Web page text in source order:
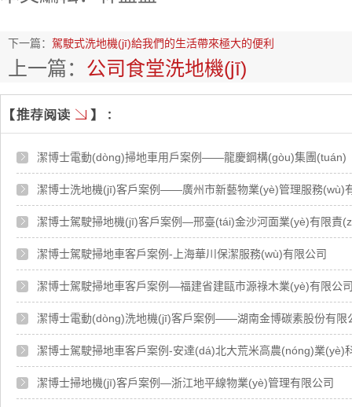
下一篇： 駕駛式洗地機(jī)給我們的生活帶來極大的便利
上一篇： 公司食堂洗地機(jī)
潔博士電動(dòng)掃地車用戶案例——龍慶鋼構(gòu)集團(tuán)
潔博士洗地機(jī)客戶案例——廣州市新藝物業(yè)管理服務(wù)
潔博士駕駛掃地機(jī)客戶案例—邢臺(tái)金沙河面業(yè)有限責
潔博士駕駛掃地車客戶案例-上海華川保潔服務(wù)有限公司
潔博士駕駛掃地車客戶案例—福建省建甌市源祿木業(yè)有限公
潔博士電動(dòng)洗地機(jī)客戶案例——湖南金博碳素股份有限
潔博士駕駛掃地車客戶案例-安達(dá)北大荒米高農(nóng)業(yè)
潔博士掃地機(jī)客戶案例—浙江地平線物業(yè)管理有限公司